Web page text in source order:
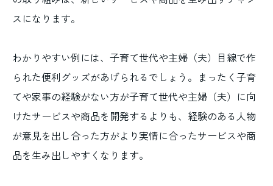
スになります。
わかりやすい例には、子育て世代や主婦（夫）目線で作
られた便利グッズがあげられるでしょう。まったく子育
てや家事の経験がない方が子育て世代や主婦（夫）に向
けたサービスや商品を開発するよりも、経験のある人物
が意見を出し合った方がより実情に合ったサービスや商
品を生み出しやすくなります。